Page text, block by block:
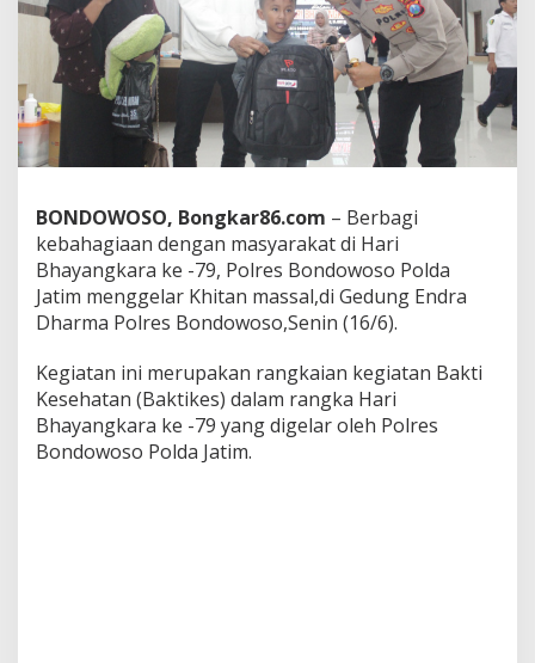
G
e
l
a
r
B
a
k
i
k
e
s
d
i
H
r
B
a
BONDOWOSO, Bongkar86.com – Berbagi
kebahagiaan dengan masyarakat di Hari
Bhayangkara ke -79, Polres Bondowoso Polda
Jatim menggelar Khitan massal,di Gedung Endra
Dharma Polres Bondowoso,Senin (16/6).
Kegiatan ini merupakan rangkaian kegiatan Bakti
Kesehatan (Baktikes) dalam rangka Hari
Bhayangkara ke -79 yang digelar oleh Polres
Bondowoso Polda Jatim.